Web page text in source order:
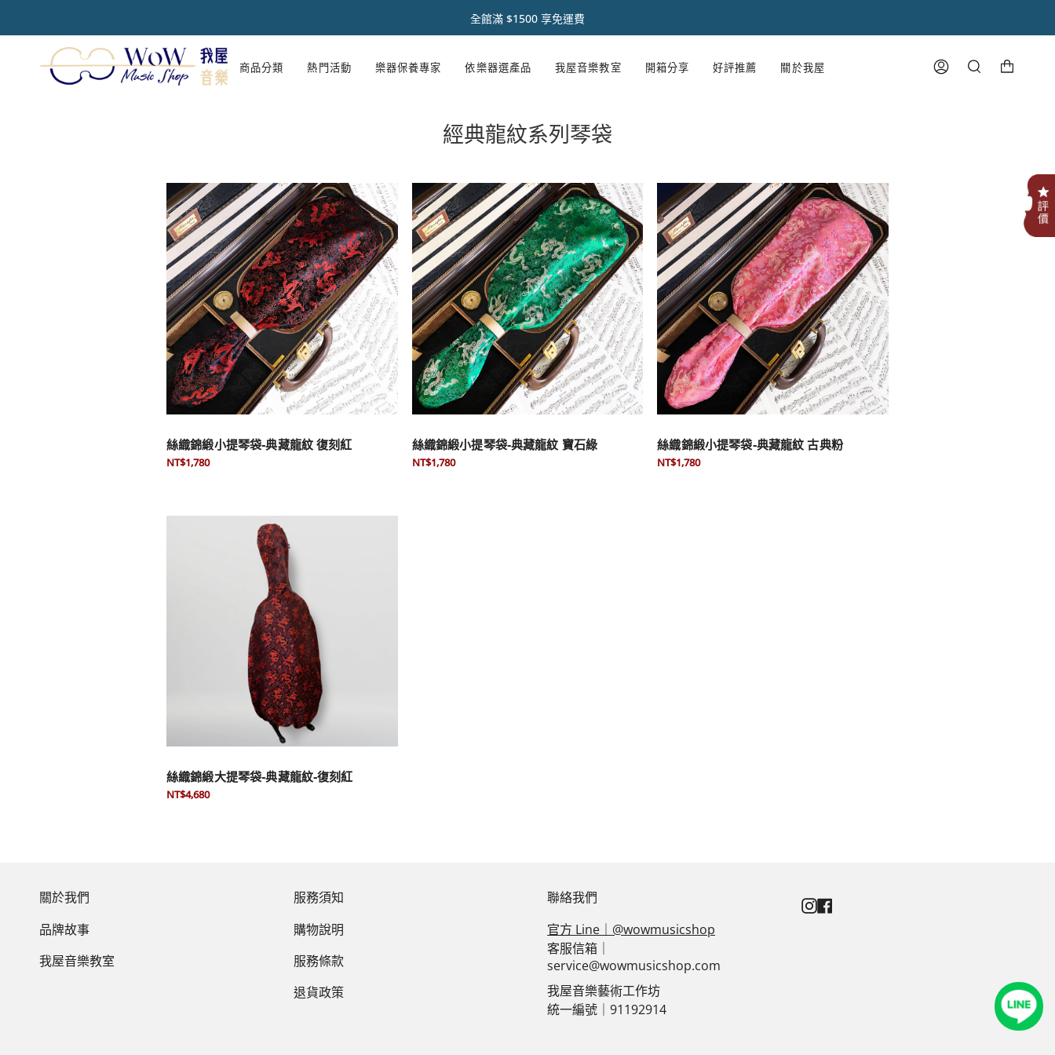
初 秋 樂 器 閃 耀 祭 🌿【 全 館 滿 千 享 𝟵 折 】
全館滿 $1500 享免運費
熱銷商品✨ 魔鏡樂器拋光膏🪞
音樂人送禮首選【禮盒優惠套組 🎁】
註冊官網會員 【領取點數1000點】🌟
商品分類 熱門活動 樂器保養專家 依樂器選產品 我屋音樂教室 開箱分享 好評推薦 關於我屋
帳
搜
經典龍紋系列琴袋
絲織錦緞小提琴袋-典藏龍紋 復刻紅
NT$1,780
絲織錦緞小提琴袋-典藏龍紋 寶石綠
NT$1,780
絲織錦緞小提琴袋-典藏龍紋 古典粉
NT$1,780
絲織錦緞大提琴袋-典藏龍紋-復刻紅
NT$4,680
關於我們
品牌故事
我屋音樂教室
服務須知
購物說明
服務條款
退貨政策
聯絡我們
官方 Line｜@wowmusicshop
客服信箱｜
service@wowmusicshop.com
我屋音樂藝術工作坊
統一編號｜91192914
Instagram
Facebook
.